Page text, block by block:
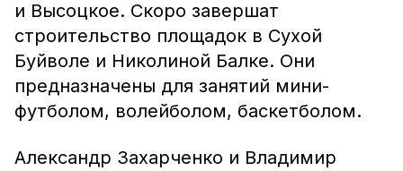
и Высоцкое. Скоро завершат
строительство площадок в Сухой
Буйволе и Николиной Балке. Они
предназначены для занятий мини-
футболом, волейболом, баскетболом.
Александр Захарченко и Владимир